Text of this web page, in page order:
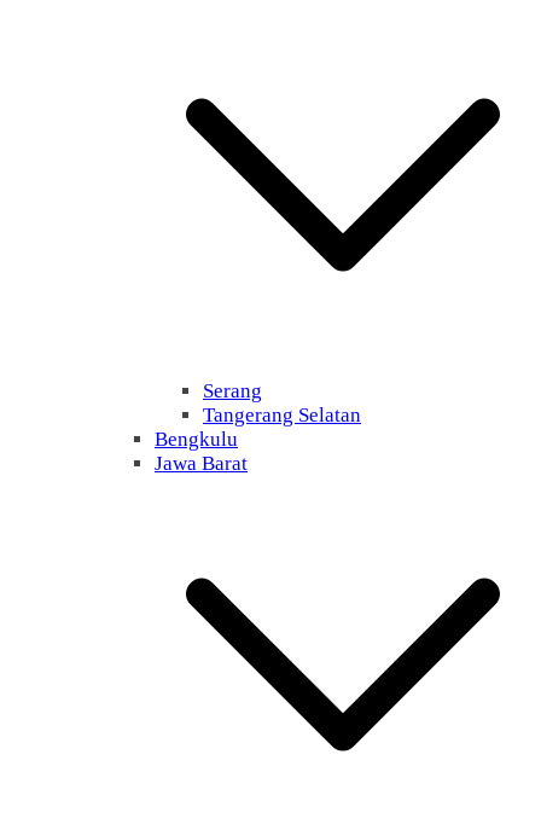
Serang
Tangerang Selatan
Bengkulu
Jawa Barat